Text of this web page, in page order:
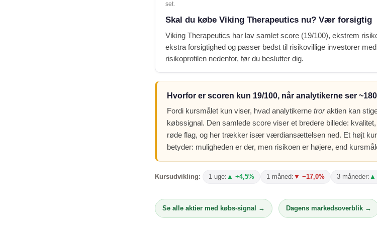
set.
Skal du købe Viking Therapeutics nu? Vær forsigtig
Viking Therapeutics har lav samlet score (19/100), ekstrem
ekstra forsigtighed og passer bedst til risikovillige investorer
risikoprofilen nedenfor, før du beslutter dig.
Hvorfor er scoren kun 19/100, når analytikerne ser
Fordi kursmålet kun viser, hvad analytikerne troraktien kan
købssignal. Den samlede score viser et bredere billede:
røde flag, og her trækker især værdiansættelsen ned. Et højt
betyder: muligheden er der, men risikoen er højere, end
Kursudvikling: 1 uge: ▲ +4,5% 1 måned: ▼ −17,0% 3 måneder: ▲
Se alle aktier med købs-signal → Dagens markedsoverblik →